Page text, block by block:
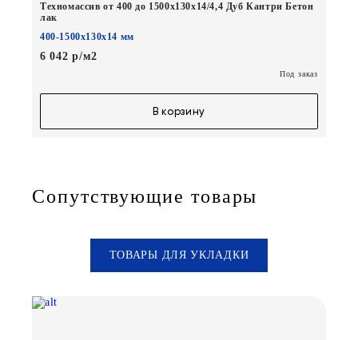
Техномассив от 400 до 1500х130х14/4,4 Дуб Кантри Бетон
лак
400-1500х130х14 мм
6 042 р/м2
Под заказ
В корзину
Сопутствующие товары
ТОВАРЫ ДЛЯ УКЛАДКИ